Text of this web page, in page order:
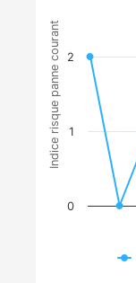
Indice risque panne courant
0
1
2